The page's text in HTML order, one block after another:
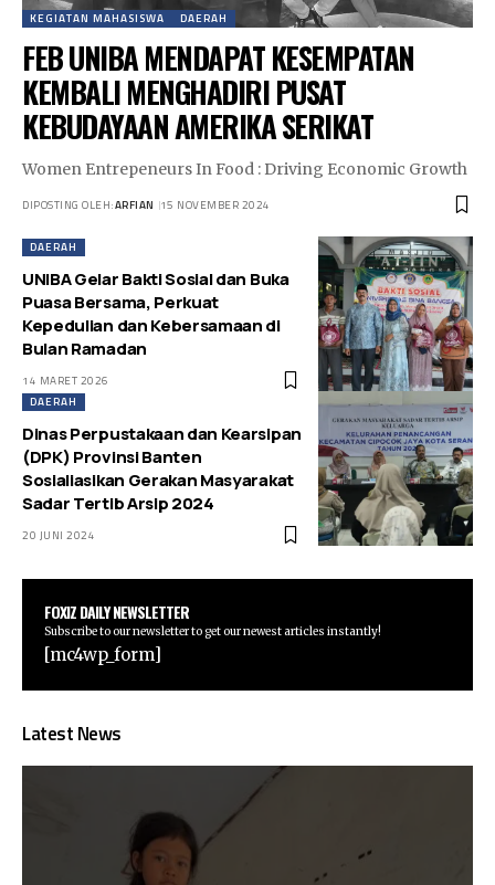
KEGIATAN MAHASISWA DAERAH
FEB UNIBA MENDAPAT KESEMPATAN
KEMBALI MENGHADIRI PUSAT
KEBUDAYAAN AMERIKA SERIKAT
Women Entrepeneurs In Food : Driving Economic Growth
DIPOSTING OLEH:ARFIAN 15 NOVEMBER 2024
DAERAH
UNIBA Gelar Bakti Sosial dan Buka
Puasa Bersama, Perkuat
Kepedulian dan Kebersamaan di
Bulan Ramadan
14 MARET 2026
DAERAH
Dinas Perpustakaan dan Kearsipan
(DPK) Provinsi Banten
Sosialiasikan Gerakan Masyarakat
Sadar Tertib Arsip 2024
20 JUNI 2024
FOXIZ DAILY NEWSLETTER
Subscribe to our newsletter to get our newest articles instantly!
[mc4wp_form]
Latest News